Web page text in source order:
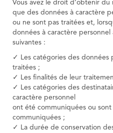
Vous avez le droit d’obtenir
que des données à caractère
ou ne sont pas traitées et,
données à caractère personnel
suivantes :
✓ Les catégories des données
traitées ;
✓ Les finalités de leur
✓ Les catégories des
caractère personnel
ont été communiquées ou sont
communiquées ;
✓ La durée de conservation